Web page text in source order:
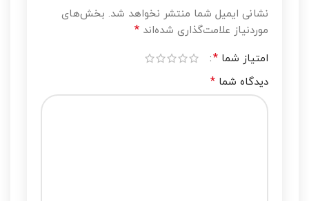
نشانی ایمیل شما منتشر نخواهد شد. بخش‌های
موردنیاز علامت‌گذاری شده‌اند *
امتیاز شما *
دیدگاه شما *